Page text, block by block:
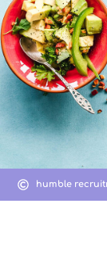
humble